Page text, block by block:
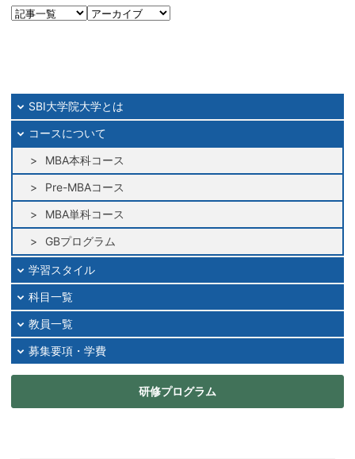
SBI大学院大学とは
コースについて
MBA本科コース
Pre-MBAコース
MBA単科コース
GBプログラム
学習スタイル
科目一覧
教員一覧
募集要項・学費
研修プログラム